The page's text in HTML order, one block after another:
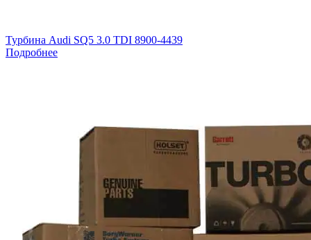
Турбина Audi SQ5 3.0 TDI 8900-4439
Подробнее